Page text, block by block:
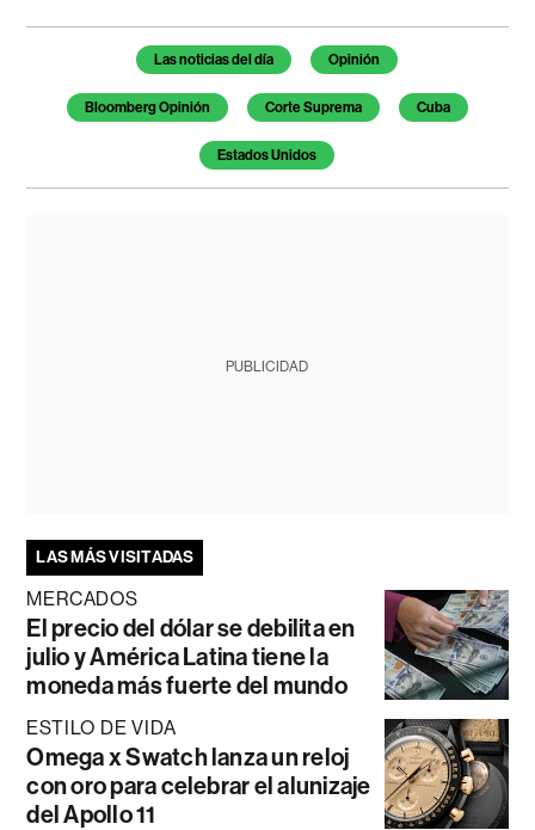
Temas de este artículo
Las noticias del día Opinión
Bloomberg Opinión Corte Suprema Cuba
Estados Unidos
PUBLICIDAD
LAS MÁS VISITADAS
MERCADOS
El precio del dólar se debilita en
julio y América Latina tiene la
moneda más fuerte del mundo
ESTILO DE VIDA
Omega x Swatch lanza un reloj
con oro para celebrar el alunizaje
del Apollo 11